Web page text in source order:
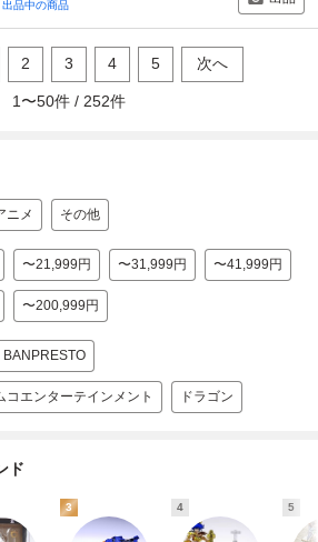
出品中の商品
2 3 4 5 次へ
1 〜50件 / 252件
ニメ その他
〜21,999円 〜31,999円 〜41,999円
〜200,999円
BANPRESTO
コエンターテインメント ドラゴン
ド
3 4 5